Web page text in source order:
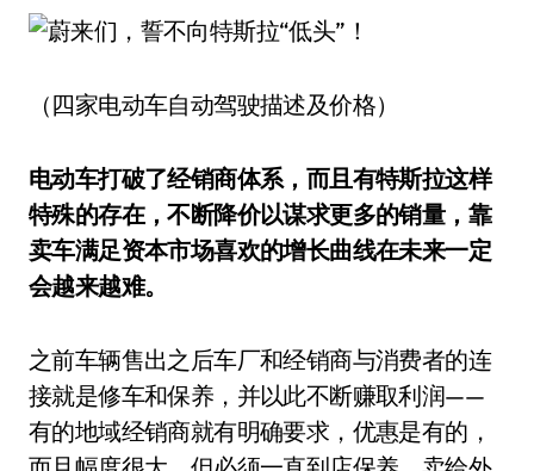
（四家电动车自动驾驶描述及价格）
电动车打破了经销商体系，而且有特斯拉这样
特殊的存在，不断降价以谋求更多的销量，靠
卖车满足资本市场喜欢的增长曲线在未来一定
会越来越难。
之前车辆售出之后车厂和经销商与消费者的连
接就是修车和保养，并以此不断赚取利润——
有的地域经销商就有明确要求，优惠是有的，